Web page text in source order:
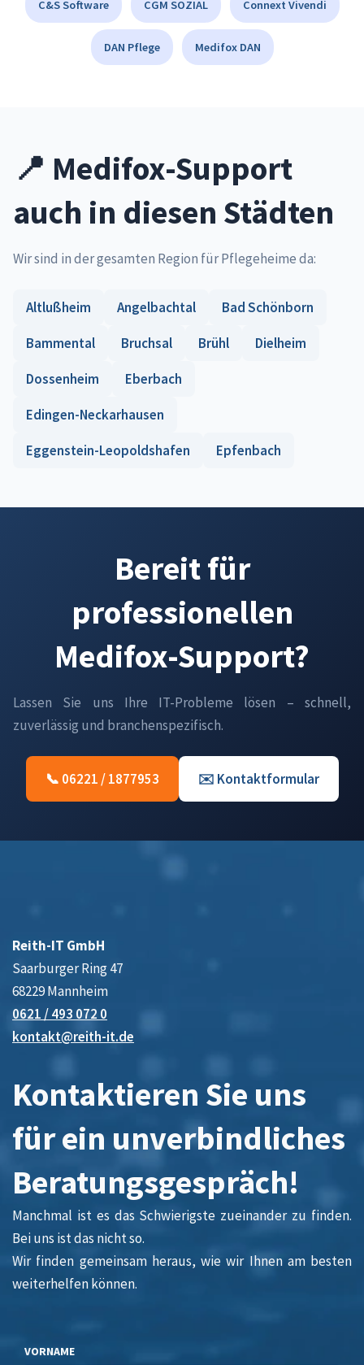
C&S Software CGM SOZIAL Connext Vivendi
DAN Pflege Medifox DAN
📍 Medifox-Support
auch in diesen Städten
Wir sind in der gesamten Region für Pflegeheime da:
Altlußheim Angelbachtal
Bad Schönborn
Bammental
Bruchsal Brühl
Dielheim
Dossenheim
Eberbach
Edingen-Neckarhausen
Eggenstein-Leopoldshafen
Epfenbach
Bereit für
professionellen
Medifox-Support?
Lassen Sie uns Ihre IT-Probleme lösen – schnell,
zuverlässig und branchenspezifisch.
📞 06221 / 1877953 ✉️ Kontaktformular
Reith-IT GmbH
Saarburger Ring 47
68229 Mannheim
0621 / 493 072 0
kontakt@reith-it.de
Kontaktieren Sie uns
für ein unverbindliches
Beratungsgespräch!
Manchmal ist es das Schwierigste zueinander zu finden.
Bei uns ist das nicht so.
Wir finden gemeinsam heraus, wie wir Ihnen am besten
weiterhelfen können.
VORNAME